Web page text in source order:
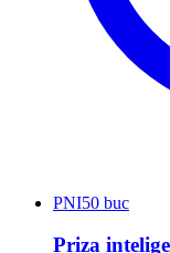
PNI50 buc
Priza